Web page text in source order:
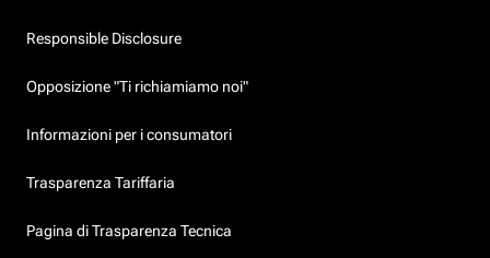
Responsible Disclosure
Opposizione "Ti richiamiamo noi"
Informazioni per i consumatori
Trasparenza Tariffaria
Pagina di Trasparenza Tecnica